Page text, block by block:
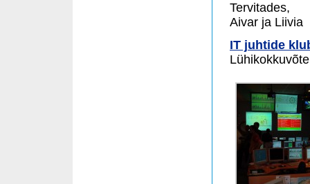
Tervitades,
Aivar ja Liivia
IT juhtide